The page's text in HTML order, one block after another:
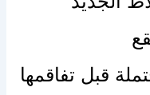
قبل تفاقمها